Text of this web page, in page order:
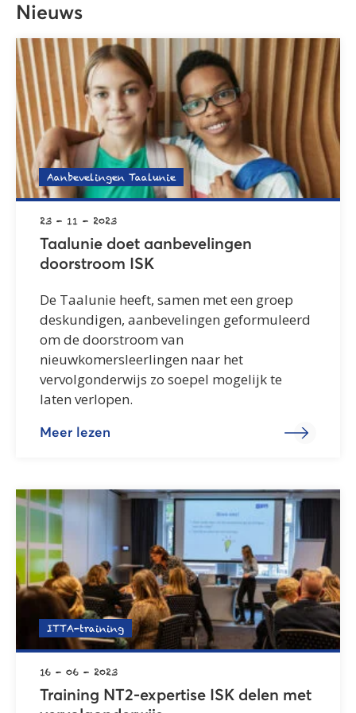
Nieuws
Aanbevelingen Taalunie
23 - 11 - 2023
Taalunie doet aanbevelingen
doorstroom ISK
De Taalunie heeft, samen met een groep
deskundigen, aanbevelingen geformuleerd
om de doorstroom van
nieuwkomersleerlingen naar het
vervolgonderwijs zo soepel mogelijk te
laten verlopen.
Meer lezen
ITTA-training
16 - 06 - 2023
Training NT2-expertise ISK delen met